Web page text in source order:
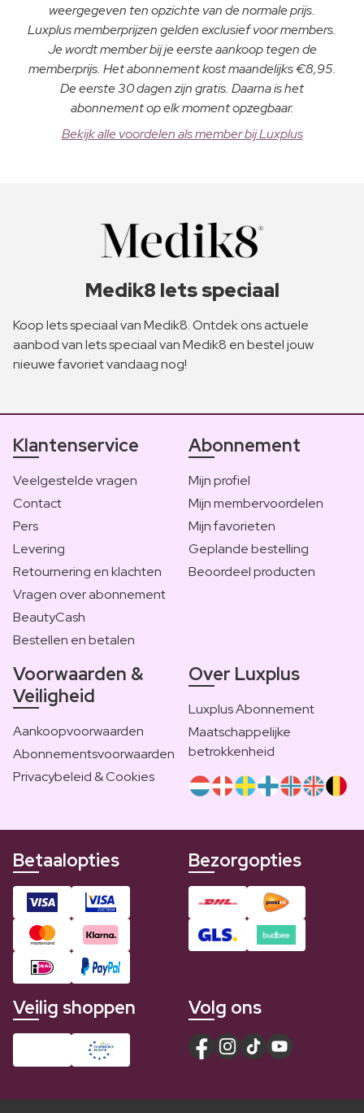
weergegeven ten opzichte van de normale prijs.
Luxplus memberprijzen gelden exclusief voor members.
Je wordt member bij je eerste aankoop tegen de
memberprijs. Het abonnement kost maandelijks €8,95.
De eerste 30 dagen zijn gratis. Daarna is het
abonnement op elk moment opzegbaar.
Bekijk alle voordelen als member bij Luxplus
Medik8 Iets speciaal
Koop Iets speciaal van Medik8. Ontdek ons actuele
aanbod van Iets speciaal van Medik8 en bestel jouw
nieuwe favoriet vandaag nog!
Klantenservice
Veelgestelde vragen
Contact
Pers
Levering
Retournering en klachten
Vragen over abonnement
BeautyCash
Bestellen en betalen
Abonnement
Mijn profiel
Mijn membervoordelen
Mijn favorieten
Geplande bestelling
Beoordeel producten
Voorwaarden &
Veiligheid
Aankoopvoorwaarden
Abonnementsvoorwaarden
Privacybeleid & Cookies
Over Luxplus
Luxplus Abonnement
Maatschappelijke
betrokkenheid
Betaalopties Bezorgopties
Veilig shoppen Volg ons